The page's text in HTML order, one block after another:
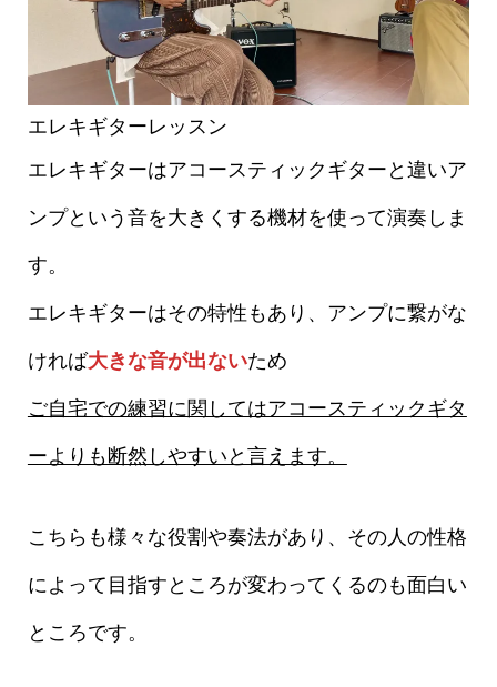
エレキギターレッスン
エレキギターはアコースティックギターと違いア
ンプという音を大きくする機材を使って演奏しま
す。
エレキギターはその特性もあり、アンプに繋がな
ければ大きな音が出ないため
ご自宅での練習に関してはアコースティックギタ
ーよりも断然しやすいと言えます。
こちらも様々な役割や奏法があり、その人の性格
によって目指すところが変わってくるのも面白い
ところです。